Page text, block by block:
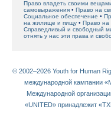
Право владеть своими
самовыражения
Право на
Социальное обеспечение
на жилище и пищу
Право на
Справедливый и свободный
отнять у нас эти права и
© 2002–2026 Youth for Human
международной кампании
Международной
«UNITED» принадлежит